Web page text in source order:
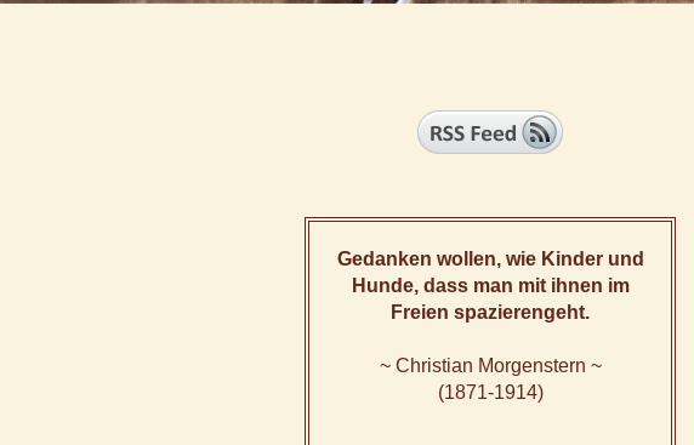
Gedanken wollen, wie Kinder und
Hunde, dass man mit ihnen im
Freien spazierengeht.
~ Christian Morgenstern ~
(1871-1914)